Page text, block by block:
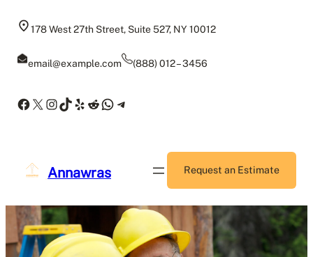
178 West 27th Street, Suite 527, NY 10012
email@example.com (888) 012 – 3456
Facebook
X Instagram
TikTok
Yelp
Reddit
WhatsApp
Telegram
Annawras Request an Estimate